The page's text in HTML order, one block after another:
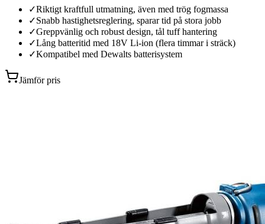
✓Riktigt kraftfull utmatning, även med trög fogmassa
✓Snabb hastighetsreglering, sparar tid på stora jobb
✓Greppvänlig och robust design, tål tuff hantering
✓Lång batteritid med 18V Li-ion (flera timmar i sträck)
✓Kompatibel med Dewalts batterisystem
Jämför pris